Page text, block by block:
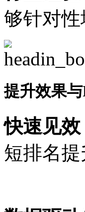
够针对
提升效果
快速见效
短排名提